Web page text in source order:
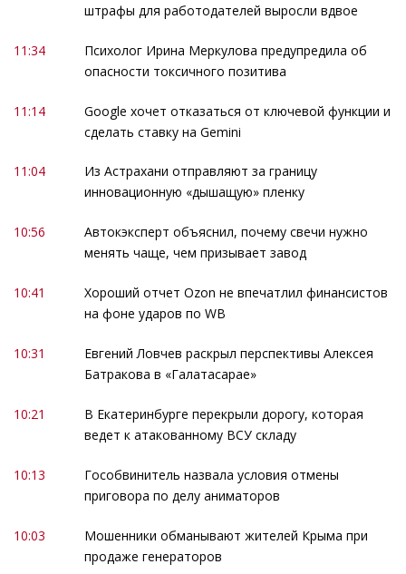
штрафы для работодателей выросли вдвое
11:34
Психолог Ирина Меркулова предупредила об
опасности токсичного позитива
11:14
Google хочет отказаться от ключевой функции и
сделать ставку на Gemini
11:04
Из Астрахани отправляют за границу
инновационную «дышащую» пленку
10:56
Автокэксперт объяснил, почему свечи нужно
менять чаще, чем призывает завод
10:41
Хороший отчет Ozon не впечатлил финансистов
на фоне ударов по WB
10:31
Евгений Ловчев раскрыл перспективы Алексея
Батракова в «Галатасарае»
10:21
В Екатеринбурге перекрыли дорогу, которая
ведет к атакованному ВСУ складу
10:13
Гособвинитель назвала условия отмены
приговора по делу аниматоров
10:03
Мошенники обманывают жителей Крыма при
продаже генераторов